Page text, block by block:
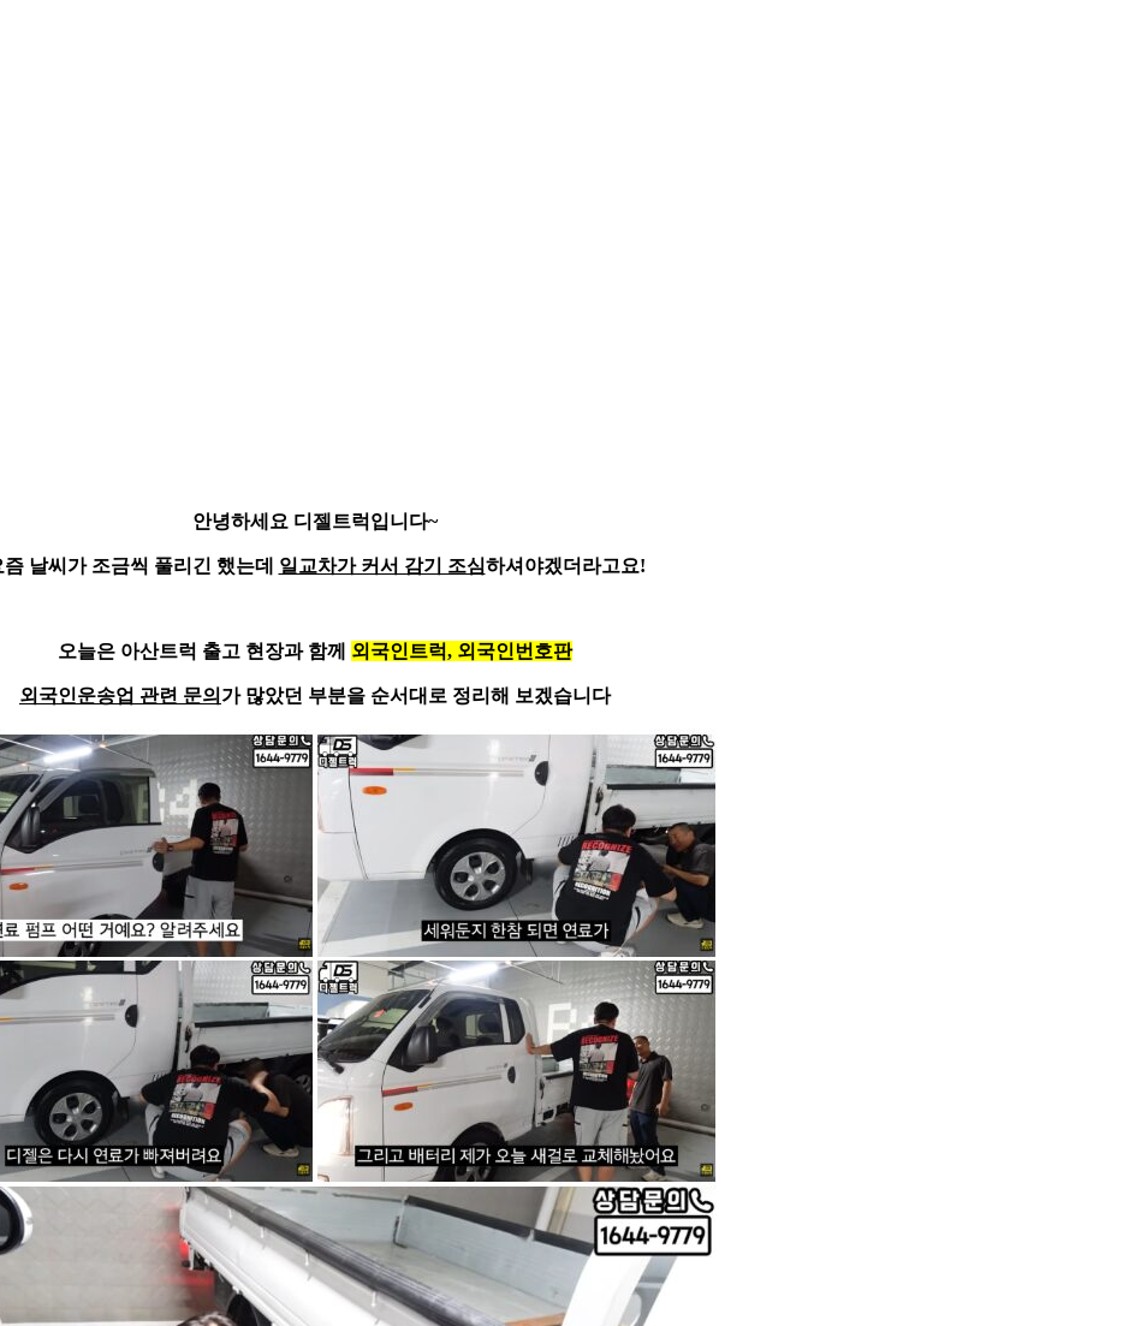
안녕하세요 디젤트럭 입니다~
즘 날씨가 조금씩 풀리긴 했는데 일교차가 커서 감기 조심하셔야겠더라고요!
오늘은 아산트럭 출고 현장과 함께 외국인트럭, 외국인번호판
외국인운송업 관련 문의 가 많았던 부분을 순서대로 정리해 보겠습니다